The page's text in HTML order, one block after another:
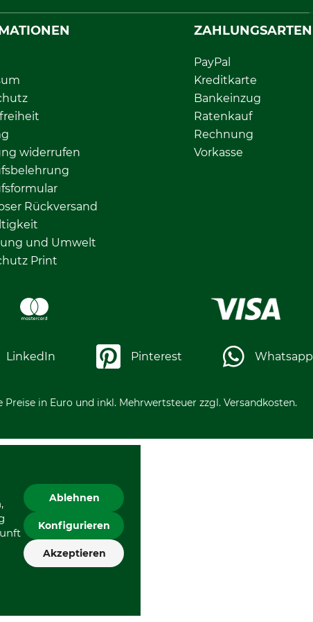
widerrufen
Rückversand
und Umwelt
Print
ZAHLUNGSARTEN
PayPal
Kreditkarte
Bankeinzug
Ratenkauf
Rechnung
Vorkasse
LinkedIn Pinterest Whatsapp
Preise in Euro und inkl. Mehrwertsteuer zzgl. Versandkosten.
Ablehnen
Konfigurieren
Akzeptieren